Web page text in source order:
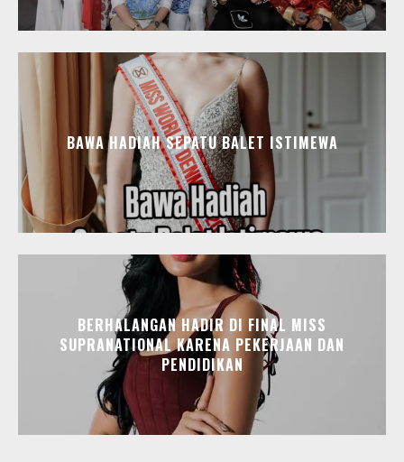
BAWA HADIAH SEPATU BALET ISTIMEWA
BERHALANGAN HADIR DI FINAL MISS
SUPRANATIONAL KARENA PEKERJAAN DAN
PENDIDIKAN